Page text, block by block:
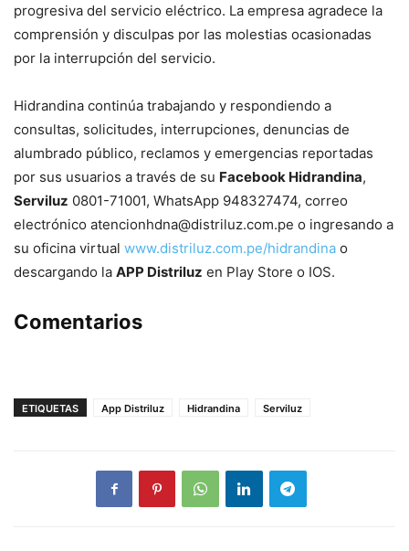
progresiva del servicio eléctrico. La empresa agradece la
comprensión y disculpas por las molestias ocasionadas
por la interrupción del servicio.
Hidrandina continúa trabajando y respondiendo a
consultas, solicitudes, interrupciones, denuncias de
alumbrado público, reclamos y emergencias reportadas
por sus usuarios a través de su Facebook Hidrandina,
Serviluz 0801-71001, WhatsApp 948327474, correo
electrónico atencionhdna@distriluz.com.pe o ingresando a
su oficina virtual www.distriluz.com.pe/hidrandina o
descargando la APP Distriluz en Play Store o IOS.
Comentarios
ETIQUETAS App Distriluz Hidrandina Serviluz